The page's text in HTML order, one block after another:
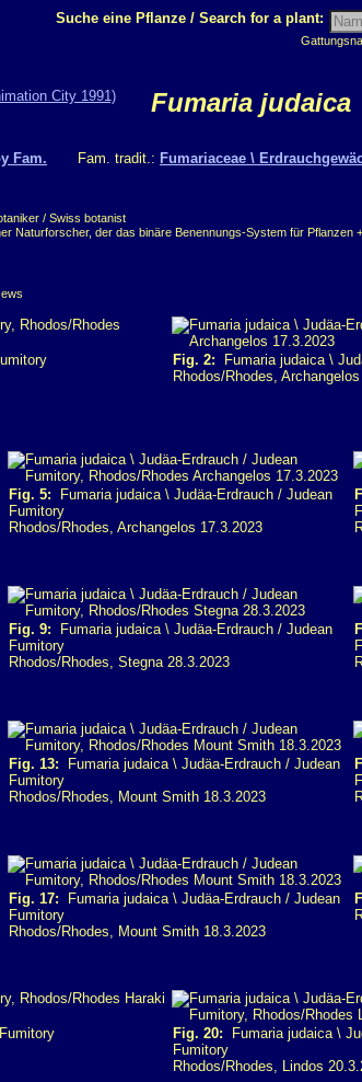
Suche eine Pflanze / Search for a plant:
Fumaria judaica
Fam. Fam. tradit.: Fumariaceae \
/ Swiss botanist
Naturforscher, der das binäre Benennungs-System für
Fig. 2: Fumaria judaica \
Rhodos/Rhodes,
Fig. 5: Fumaria judaica \ Judäa-Erdrauch / Judean
Fumitory
Rhodos/Rhodes, Archangelos 17.3.2023
Fig. 9: Fumaria judaica \ Judäa-Erdrauch / Judean
Fumitory
Rhodos/Rhodes, Stegna 28.3.2023
Fig. 13: Fumaria judaica \ Judäa-Erdrauch / Judean
Fumitory
Rhodos/Rhodes, Mount Smith 18.3.2023
Fig. 17: Fumaria judaica \ Judäa-Erdrauch / Judean
Fumitory
Rhodos/Rhodes, Mount Smith 18.3.2023
Fig. 20: Fumaria judaica \
Fumitory
Rhodos/Rhodes, Lindos